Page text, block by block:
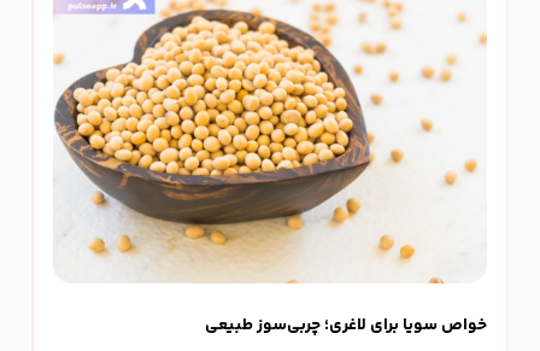
خواص سویا برای لاغری؛ چربی‌سوز طبیعی